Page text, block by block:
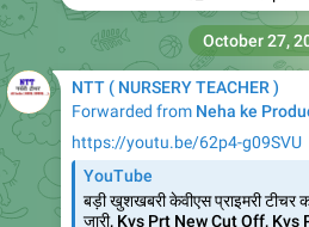
NTT ( NURSERY TEACHER )
Forwarded fromNeha ke
https://youtu.be/62p4-g09SVU
YouTube
बड़ी खुशखबरी केवीएस प्राइमरी टीचर
जारी, Kvs Prt New Cut Off, Kvs
https://nexamhive.com/kvs-